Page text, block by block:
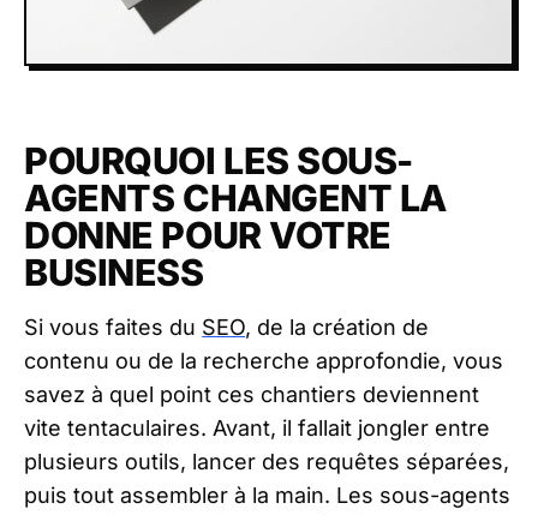
POURQUOI LES SOUS-
AGENTS CHANGENT LA
DONNE POUR VOTRE
BUSINESS
Si vous faites du SEO, de la création de
contenu ou de la recherche approfondie, vous
savez à quel point ces chantiers deviennent
vite tentaculaires. Avant, il fallait jongler entre
plusieurs outils, lancer des requêtes séparées,
puis tout assembler à la main. Les sous-agents